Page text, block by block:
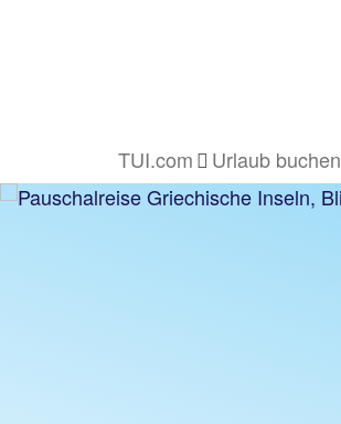
TUI.com Urlaub buchen